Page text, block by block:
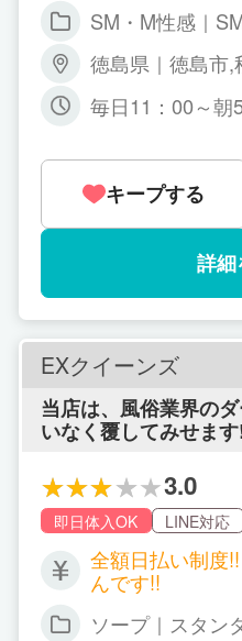
持ち帰れます！
す！！ ◎20日間
のお給料全てお持
料システム ･60
～14000円 ※まずは他店を回ってもらい
最後でかまいま
下さいませ。 ※
お持ちいたしておりま
話でのお問い
6 メールでの
y@gmail.com
いね♪ 目標が達
ポート致します☆ 【募集キャスト】
女、女王様、痴
のが苦手な方、
集☆ 他店で経験
きな方は女王様
してみてくださいね！ チャッ
募集中☆詳しく
ね！ ②女装娘さん、ニューハーフさん
（性転換され
を保つためには
を合わせたお仕
は男性、趣味で
ももちろん大丈
性は徳島には大勢いま
TX、ボーイッ
っくなアナタを
プレや男装がお
ルバンドが好き
好きな方 好きな
るようになりませんか？
舗運営スタッフ
舗運営スタッフ
店舗運営にかか
上～50代歓迎！
SM・M性感｜
徳島県｜徳島市,
毎日11：00～朝
問合せ下さいね
キープする
詳細
EXクイーンズ
当店は、風俗業界の
いなく覆してみせま
3.0
即日体入OK LINE対応
全額日払い制度
んです!!
ソープ｜スタン